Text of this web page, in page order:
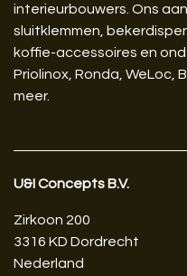
interieurbouwers. Ons
sluitklemmen,
koffie-accessoires en
Priolinox, Ronda, WeLoc,
meer.
U&I Concepts B.V.​
Zirkoon 200
3316 KD Dordrecht
Nederland